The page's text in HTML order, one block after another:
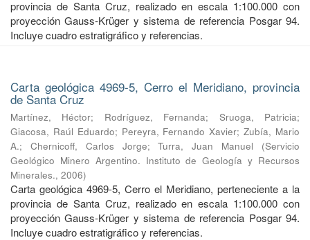
provincia de Santa Cruz, realizado en escala 1:100.000 con
proyección Gauss-Krüger y sistema de referencia Posgar 94.
Incluye cuadro estratigráfico y referencias.
Carta geológica 4969-5, Cerro el Meridiano, provincia
de Santa Cruz
Martínez, Héctor; Rodríguez, Fernanda; Sruoga, Patricia;
Giacosa, Raúl Eduardo; Pereyra, Fernando Xavier;Zubía, Mario
A.; Chernicoff, Carlos Jorge;Turra, Juan Manuel (Servicio
Geológico Minero Argentino. Instituto de Geología y Recursos
Minerales., 2006)
Carta geológica 4969-5, Cerro el Meridiano, perteneciente a la
provincia de Santa Cruz, realizado en escala 1:100.000 con
proyección Gauss-Krüger y sistema de referencia Posgar 94.
Incluye cuadro estratigráfico y referencias.